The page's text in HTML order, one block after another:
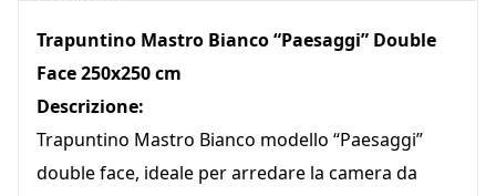
Trapuntino Mastro Bianco “Paesaggi” Double
Face 250x250 cm
Descrizione:
Trapuntino Mastro Bianco modello “Paesaggi”
double face, ideale per arredare la camera da